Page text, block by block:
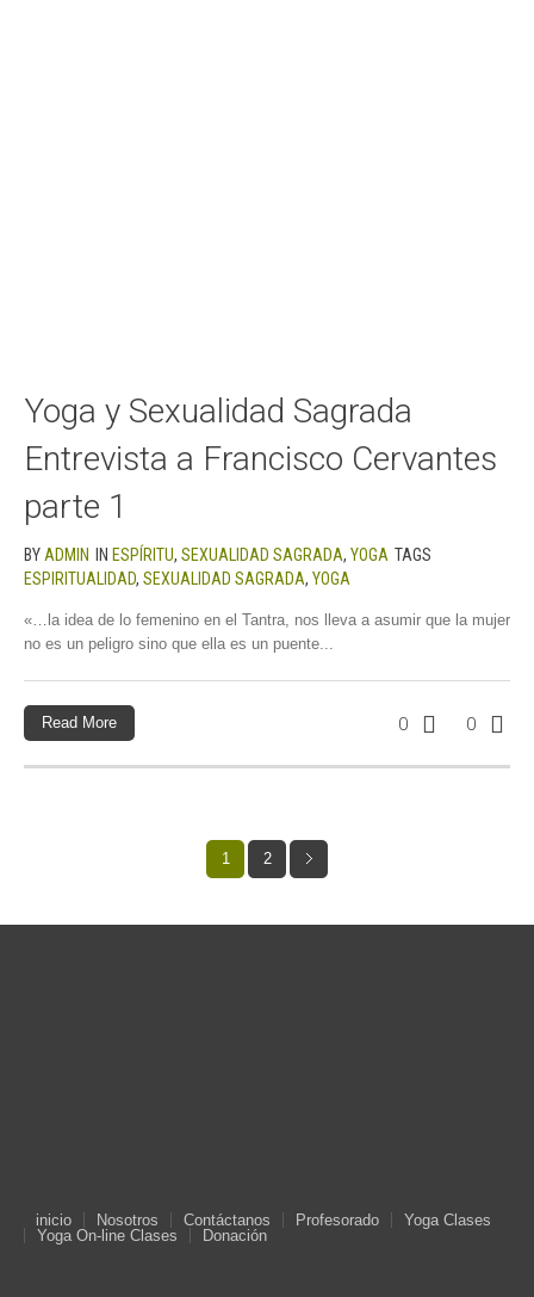
Yoga y Sexualidad Sagrada
Entrevista a Francisco Cervantes
parte 1
BY ADMIN IN ESPÍRITU, SEXUALIDAD SAGRADA, YOGA TAGS
ESPIRITUALIDAD, SEXUALIDAD SAGRADA, YOGA
«…la idea de lo femenino en el Tantra, nos lleva a asumir que la mujer
no es un peligro sino que ella es un puente...
0 0
Read More
1 2
inicio Nosotros Contáctanos Profesorado
Yoga Clases
Yoga On-line Clases
Donación